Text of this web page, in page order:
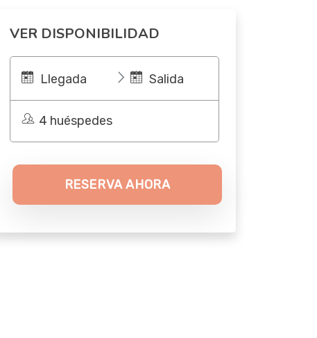
VER DISPONIBILIDAD
Llegada Salida
4 huéspedes
RESERVA AHORA